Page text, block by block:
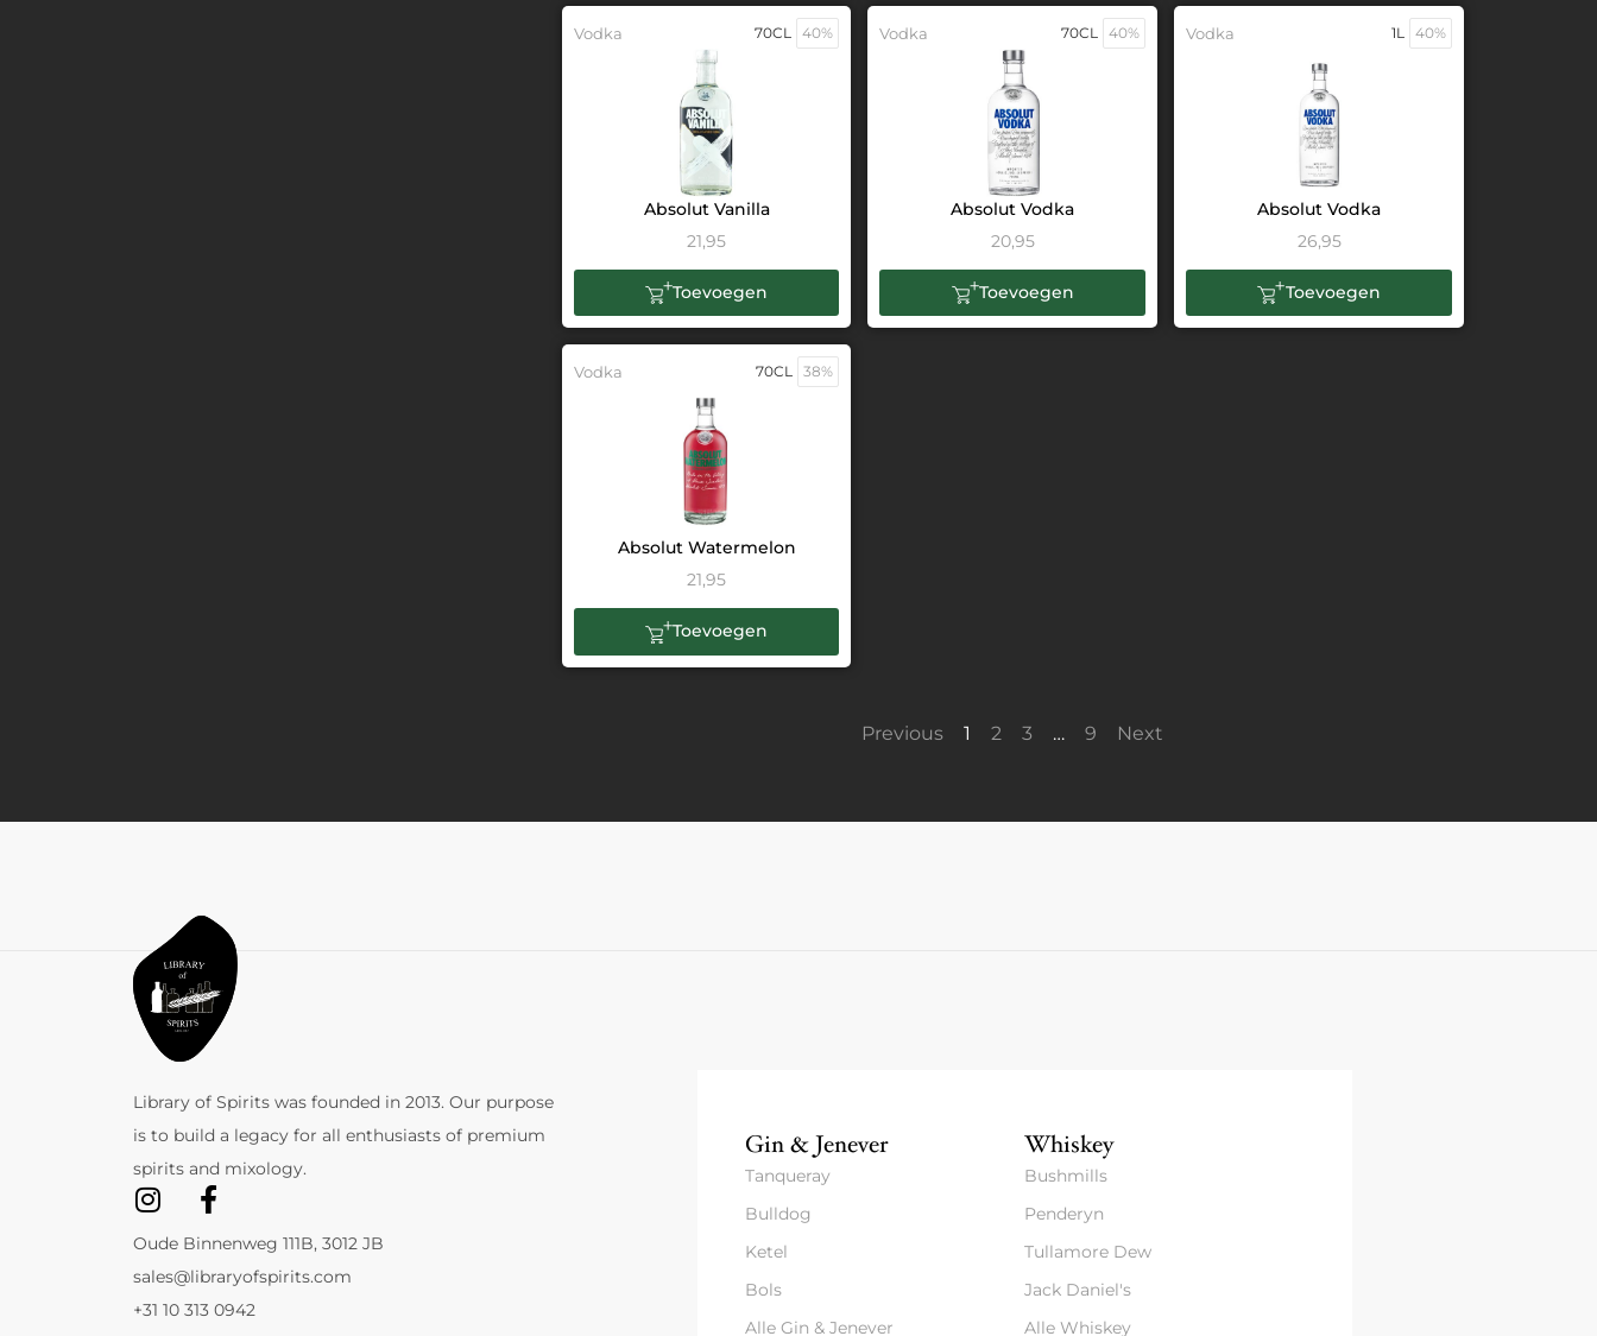
Vodka 70CL 40%
Absolut Vanilla
21,95
Toevoegen
Vodka 70CL 40%
Absolut Vodka
20,95
Toevoegen
Vodka 1L 40%
Absolut Vodka
26,95
Toevoegen
Vodka 70CL 38%
Absolut Watermelon
21,95
Toevoegen
Previous 1 2 3 … 9 Next
Library of Spirits was founded in 2013. Our purpose
is to build a legacy for all enthusiasts of premium
spirits and mixology.
Oude Binnenweg 111B, 3012 JB
sales@libraryofspirits.com
+31 10 313 0942
Gin & Jenever
Tanqueray
Bulldog
Ketel
Bols
Alle Gin & Jenever
Whiskey
Bushmills
Penderyn
Tullamore Dew
Jack Daniel's
Alle Whiskey